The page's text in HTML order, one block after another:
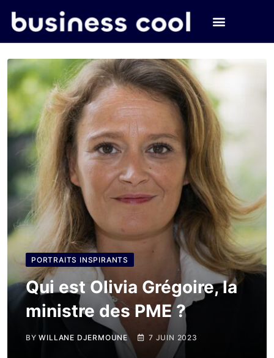
PORTRAITS INSPIRANTS
Qui est Olivia Grégoire, la
ministre des PME ?
BYWILLANE DJERMOUNE 7 JUIN 2023